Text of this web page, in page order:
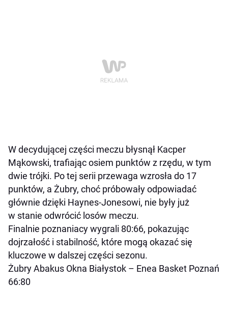
W decydującej części meczu błysnął Kacper
Mąkowski, trafiając osiem punktów z rzędu, w tym
dwie trójki. Po tej serii przewaga wzrosła do 17
punktów, a Żubry, choć próbowały odpowiadać
głównie dzięki Haynes-Jonesowi, nie były już
w stanie odwrócić losów meczu.
Finalnie poznaniacy wygrali 80:66, pokazując
dojrzałość i stabilność, które mogą okazać się
kluczowe w dalszej części sezonu.
Żubry Abakus Okna Białystok – Enea Basket Poznań
66:80